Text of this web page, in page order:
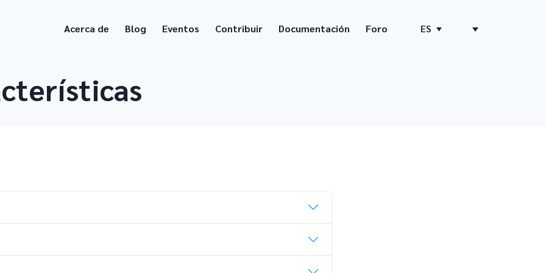
Acerca de Blog Eventos Contribuir Documentación Foro ES